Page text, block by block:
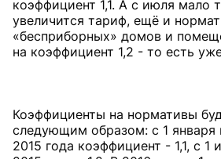
коэффициент 1,1. А с июля мало
увеличится тариф, ещё и
«бесприборных» домов и
на коэффициент 1,2 - то есть
Коэффициенты на нормативы
следующим образом: с 1 января
2015 года коэффициент - 1,1, с 1